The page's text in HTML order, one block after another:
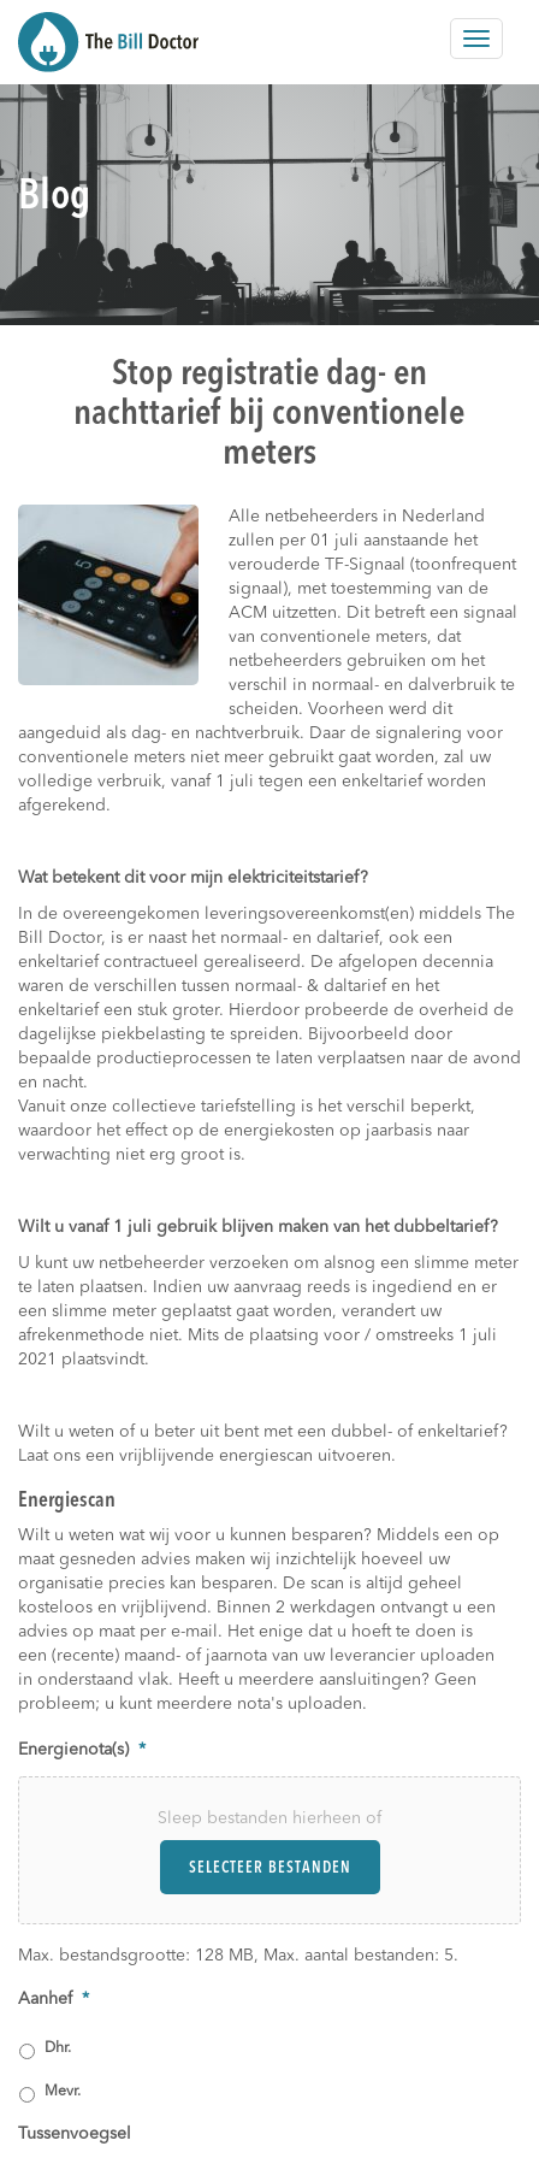
Toggle
Blog
Stop registratie dag- en
nachttarief bij conventionele
meters
Alle netbeheerders in Nederland
zullen per 01 juli aanstaande het
verouderde TF-Signaal (toonfrequent
signaal), met toestemming van de
ACM uitzetten. Dit betreft een signaal
van conventionele meters, dat
netbeheerders gebruiken om het
verschil in normaal- en dalverbruik te
scheiden. Voorheen werd dit
aangeduid als dag- en nachtverbruik. Daar de signalering voor
conventionele meters niet meer gebruikt gaat worden, zal uw
volledige verbruik, vanaf 1 juli tegen een enkeltarief worden
afgerekend.
Wat betekent dit voor mijn elektriciteitstarief?
In de overeengekomen leveringsovereenkomst(en) middels The
Bill Doctor, is er naast het normaal- en daltarief, ook een
enkeltarief contractueel gerealiseerd. De afgelopen decennia
waren de verschillen tussen normaal- & daltarief en het
enkeltarief een stuk groter. Hierdoor probeerde de overheid de
dagelijkse piekbelasting te spreiden. Bijvoorbeeld door
bepaalde productieprocessen te laten verplaatsen naar de avond
en nacht.
Vanuit onze collectieve tariefstelling is het verschil beperkt,
waardoor het effect op de energiekosten op jaarbasis naar
verwachting niet erg groot is.
Wilt u vanaf 1 juli gebruik blijven maken van het dubbeltarief?
U kunt uw netbeheerder verzoeken om alsnog een slimme meter
te laten plaatsen. Indien uw aanvraag reeds is ingediend en er
een slimme meter geplaatst gaat worden, verandert uw
afrekenmethode niet. Mits de plaatsing voor / omstreeks 1 juli
2021 plaatsvindt.
Wilt u weten of u beter uit bent met een dubbel- of enkeltarief?
Laat ons een vrijblijvende energiescan uitvoeren.
Energiescan
Wilt u weten wat wij voor u kunnen besparen? Middels een op
maat gesneden advies maken wij inzichtelijk hoeveel uw
organisatie precies kan besparen. De scan is altijd geheel
kosteloos en vrijblijvend. Binnen 2 werkdagen ontvangt u een
advies op maat per e-mail. Het enige dat u hoeft te doen is
een (recente) maand- of jaarnota van uw leverancier uploaden
in onderstaand vlak. Heeft u meerdere aansluitingen? Geen
probleem; u kunt meerdere nota's uploaden.
Energienota(s) *
Sleep bestanden hierheen of
SELECTEER BESTANDEN
Max. bestandsgrootte: 128 MB, Max. aantal bestanden: 5.
Aanhef *
Dhr.
Mevr.
Tussenvoegsel